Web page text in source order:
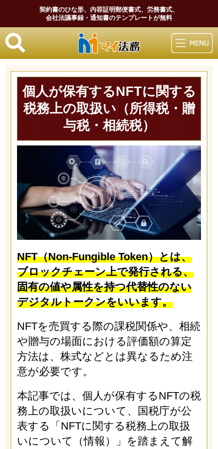
契約書のひな形、内容証明郵便書式、労務書式、
会社法議事録・通知書のテンプレートが無料
マイ法務
個人が保有するNFTに関する
税務上の取扱い（所得税・贈
与税・相続税）
NFT（Non-Fungible Token）とは、
ブロックチェーン上で発行される、
固有の値や属性を持つ代替性のない
デジタルトークンをいいます。
NFTを売買する際の課税関係や、相続
や贈与の場面における評価額の算定
方法は、株式などとは異なるため注
意が必要です。
本記事では、個人が保有するNFTの税
務上の取扱いについて、国税庁が公
表する「NFTに関する税務上の取扱
いについて（情報）」を踏まえて解